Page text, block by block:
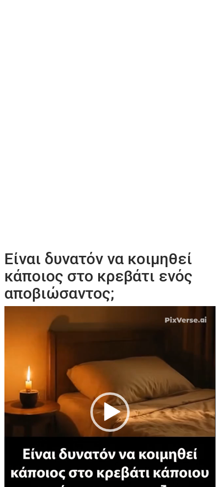
Είναι δυνατόν να κοιμηθεί
κάποιος στο κρεβάτι ενός
αποβιώσαντος;
Αναπαραγωγής